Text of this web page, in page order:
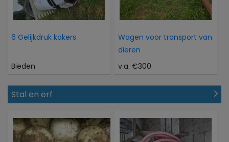
6 Gelijkdruk kokers
Bieden
Wagen voor transport van
dieren
v.a. €300
Stal en erf